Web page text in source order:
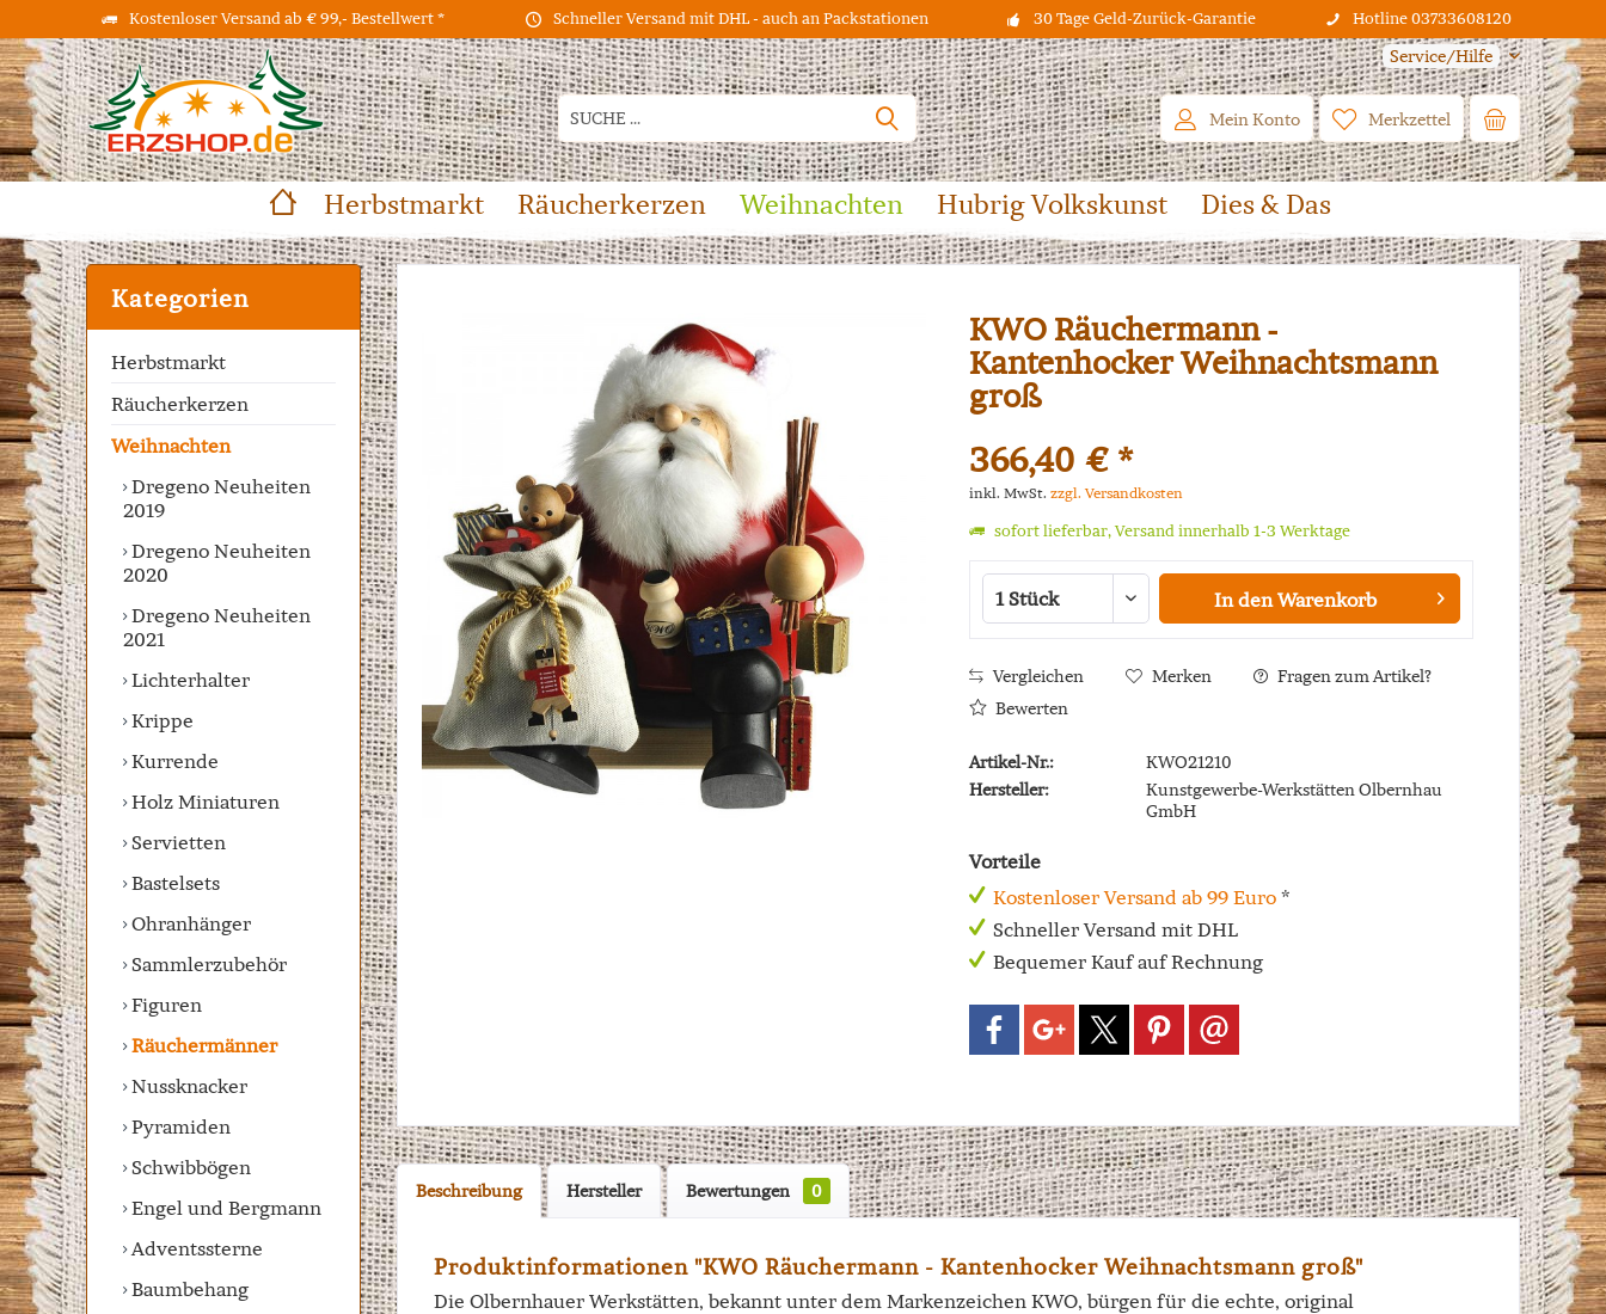
Kostenloser Versand ab € 99,- Bestellwert * Schneller Versand mit DHL - auch an Packstationen 30 Tage Geld-Zurück-Garantie Hotline 03733608120
Service/Hilfe
Merkzettel
Mein Konto
Herbstmarkt Räucherkerzen Weihnachten Hubrig Volkskunst Dies & Das
Kategorien
Herbstmarkt
Räucherkerzen
Weihnachten
Dregeno Neuheiten
2019
Dregeno Neuheiten
2020
Dregeno Neuheiten
2021
Lichterhalter
Krippe
Kurrende
Holz Miniaturen
Servietten
Bastelsets
Ohranhänger
Sammlerzubehör
Figuren
Räuchermänner
Nussknacker
Pyramiden
Schwibbögen
Engel und Bergmann
Adventssterne
Baumbehang
KWO Räuchermann -
Kantenhocker Weihnachtsmann
groß
366,40 € *
inkl. MwSt. zzgl. Versandkosten
sofort lieferbar, Versand innerhalb 1-3 Werktage
In den Warenkorb
Vergleichen Merken
Fragen zum Artikel?
Bewerten
Artikel-Nr.:
KWO21210
Hersteller:
Kunstgewerbe-Werkstätten Olbernhau
GmbH
Vorteile
Kostenloser Versand ab 99 Euro*
Schneller Versand mit DHL
Bequemer Kauf auf Rechnung
Beschreibung Hersteller Bewertungen 0
Produktinformationen "KWO Räuchermann - Kantenhocker Weihnachtsmann groß"
Die Olbernhauer Werkstätten, bekannt unter dem Markenzeichen KWO, bürgen für die echte, original